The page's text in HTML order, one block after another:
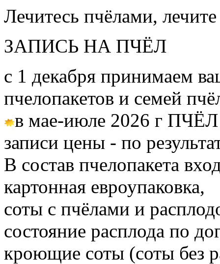
Лечитесь пчёлами,
ЗАПИСЬ НА ПЧЁЛ
с 1 декабря принимаем
пчелопакетов и семей
в мае-июле 2026 г
записи цены - по
В состав пчелопакета
картонная евроупаковка,
соты с пчёлами и
состояние расплода по
кроющие соты (соты без